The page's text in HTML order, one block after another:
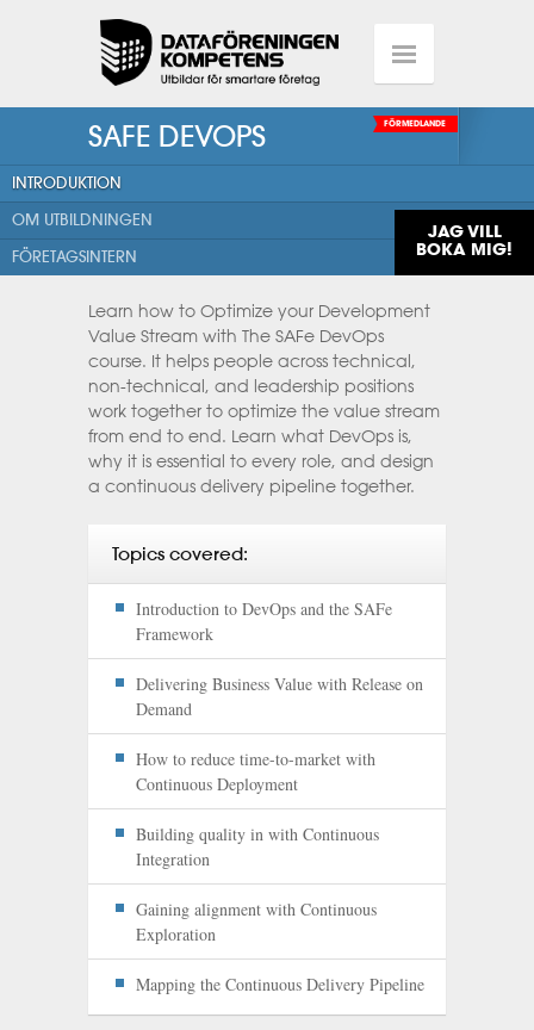
SAFE DEVOPS FÖRMEDLANDE
INTRODUKTION
OM UTBILDNINGEN
FÖRETAGSINTERN
JAG VILL
BOKA MIG!
Learn how to Optimize your Development
Value Stream with The SAFe DevOps
course. It helps people across technical,
non-technical, and leadership positions
work together to optimize the value stream
from end to end. Learn what DevOps is,
why it is essential to every role, and design
a continuous delivery pipeline together.
Topics covered:
Introduction to DevOps and the SAFe
Framework
Delivering Business Value with Release on
Demand
How to reduce time-to-market with
Continuous Deployment
Building quality in with Continuous
Integration
Gaining alignment with Continuous
Exploration
Mapping the Continuous Delivery Pipeline